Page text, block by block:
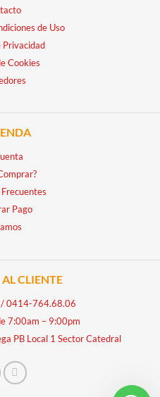
de Uso
Privacidad
Cookies
Pago
CLIENTE
/0414-764.68.06
7:00am – 9:00pm
PB Local 1 Sector Catedral